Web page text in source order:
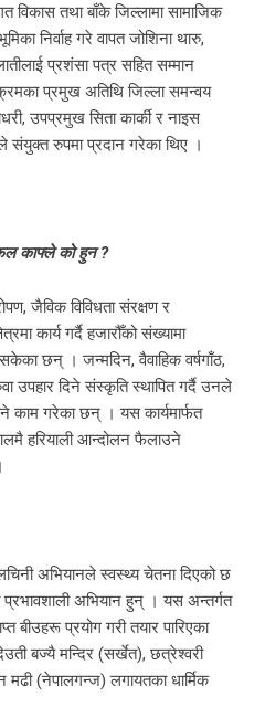
विकास तथा बाँके जिल्लामा सामाजिक
निर्वाह गरे वापत जोशिना थारु,
प्रशंसा पत्र सहित सम्मान
प्रमुख अतिथि जिल्ला समन्वय
उपप्रमुख सिता कार्की र नाइस
संयुक्त रुपमा प्रदान गरेका थिए ।
काफ्ले को हुन ?
जैविक विविधता संरक्षण र
कार्य गर्दै हजारौँको संख्यामा
छन् । जन्मदिन, वैवाहिक वर्षगाँठ,
उपहार दिने संस्कृति स्थापित गर्दै उनले
काम गरेका छन् । यस कार्यमार्फत
हरियाली आन्दोलन फैलाउने
अभियानले स्वस्थ्य चेतना दिएको छ
प्रभावशाली अभियान हुन् । यस अन्तर्गत
बीउहरू प्रयोग गरी तयार पारिएका
बज्यै मन्दिर (सर्खेत), छत्रेश्वरी
मढी (नेपालगन्ज) लगायतका धार्मिक